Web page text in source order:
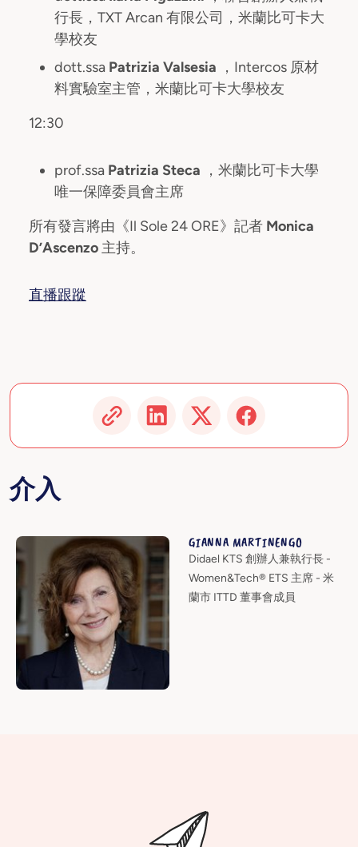
行長，TXT Arcan 有限公司，米蘭比可卡大
學校友
dott.ssa Patrizia Valsesia ，Intercos 原材
料實驗室主管，米蘭比可卡大學校友
12:30
prof.ssa Patrizia Steca ，米蘭比可卡大學
唯一保障委員會主席
所有發言將由《Il Sole 24 ORE》記者 Monica
D’Ascenzo 主持。
直播跟蹤
介入
GIANNA MARTINENGO
Didael KTS 創辦人兼執行長 -
Women&Tech® ETS 主席 - 米
蘭市 ITTD 董事會成員